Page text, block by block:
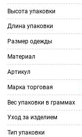
Высота упаковки
Длина упаковки
Размер одежды
Материал
Артикул
Марка торговая
Вес упаковки в граммах
Уход за изделием
Тип упаковки